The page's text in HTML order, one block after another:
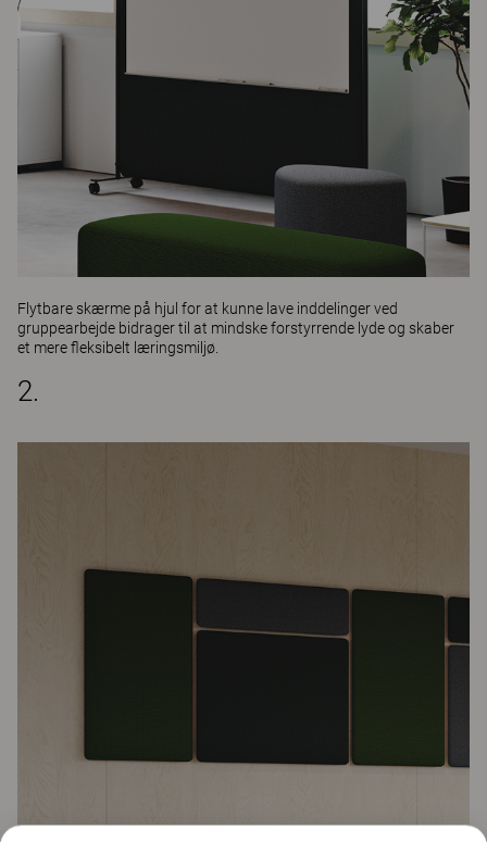
Flytbare skærme på hjul for at kunne lave inddelinger ved
gruppearbejde bidrager til at mindske forstyrrende lyde og skaber
et mere fleksibelt læringsmiljø.
2.